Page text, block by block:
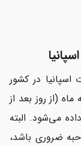
در کشور
(از روز بعد از
می‌شود. البته
ضروری باشد،